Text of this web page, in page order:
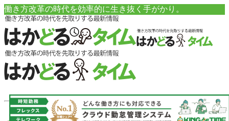
働き方改革の時代を効率的に生き抜く手がかり。